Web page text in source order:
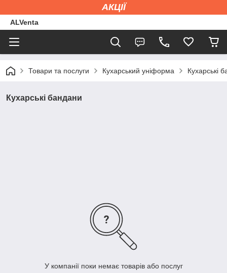
АКЦІЇ
ALVenta
Товари та послуги Кухарський уніформа Кухарські
Кухарські бандани
У компанії поки немає товарів або послуг